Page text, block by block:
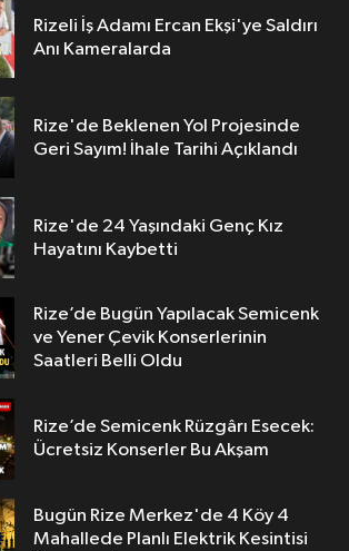
Rizeli İş Adamı Ercan Ekşi'ye Saldırı
Anı Kameralarda
Rize'de Beklenen Yol Projesinde
Geri Sayım! İhale Tarihi Açıklandı
Rize'de 24 Yaşındaki Genç Kız
Hayatını Kaybetti
Rize’de Bugün Yapılacak Semicenk
ve Yener Çevik Konserlerinin
Saatleri Belli Oldu
Rize’de Semicenk Rüzgârı Esecek:
Ücretsiz Konserler Bu Akşam
Bugün Rize Merkez'de 4 Köy 4
Mahallede Planlı Elektrik Kesintisi